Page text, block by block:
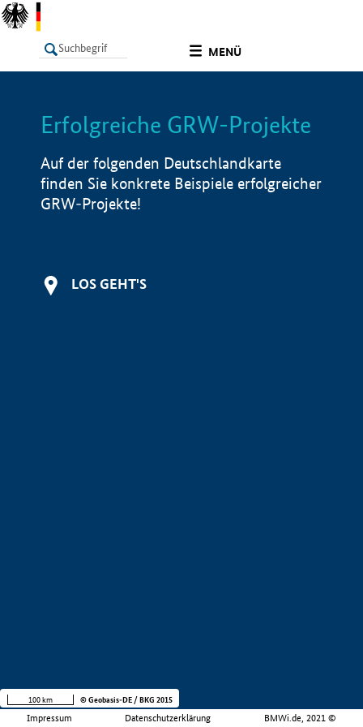
MENÜ
LISTE Info
Erfolgreiche GRW-Projekte
Auf der folgenden Deutschlandkarte
finden Sie konkrete Beispiele erfolgreicher
GRW-Projekte!
LOS GEHT'S
Impressum Datenschutzerklärung BMWi.de, 2021 ©
100 km © Geobasis-DE / BKG 2015